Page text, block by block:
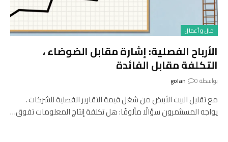
مال و أعمال
الأرباح الفصلية: إشارة مقابل الضوضاء ،
التكلفة مقابل الفائدة
بواسطة golan 0
مع تقليل البيت الأبيض من شغل قيمة التقارير الفصلية للشركات ،
يواجه المستثمرون سؤالًا مألوفًا: هل تكلفة إنتاج المعلومات تفوق…